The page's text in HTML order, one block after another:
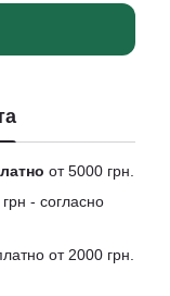
от 5000 грн.
- согласно
от 2000 грн.